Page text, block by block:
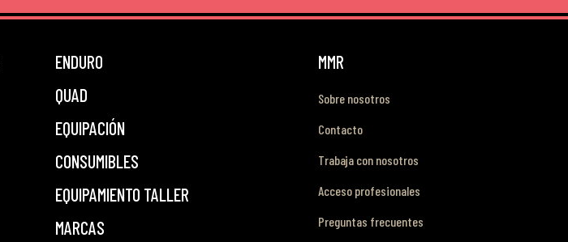
ENDURO
QUAD
EQUIPACIÓN
CONSUMIBLES
EQUIPAMIENTO TALLER
MARCAS
MMR
Sobre nosotros
Contacto
Trabaja con nosotros
Acceso profesionales
Preguntas frecuentes